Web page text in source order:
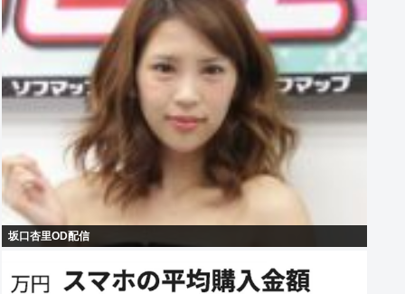
坂口杏里OD配信